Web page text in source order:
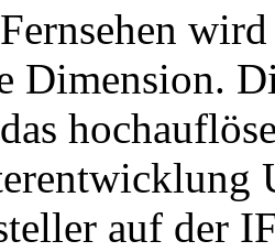
Dimension.
auf der